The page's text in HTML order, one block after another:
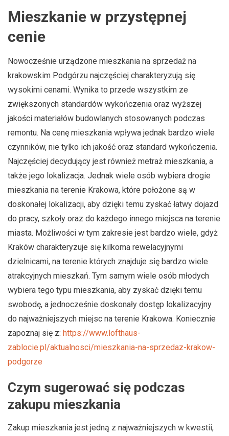
Mieszkanie w przystępnej
cenie
Nowocześnie urządzone mieszkania na sprzedaż na
krakowskim Podgórzu najczęściej charakteryzują się
wysokimi cenami. Wynika to przede wszystkim ze
zwiększonych standardów wykończenia oraz wyższej
jakości materiałów budowlanych stosowanych podczas
remontu. Na cenę mieszkania wpływa jednak bardzo wiele
czynników, nie tylko ich jakość oraz standard wykończenia.
Najczęściej decydujący jest również metraż mieszkania, a
także jego lokalizacja. Jednak wiele osób wybiera drogie
mieszkania na terenie Krakowa, które położone są w
doskonałej lokalizacji, aby dzięki temu zyskać łatwy dojazd
do pracy, szkoły oraz do każdego innego miejsca na terenie
miasta. Możliwości w tym zakresie jest bardzo wiele, gdyż
Kraków charakteryzuje się kilkoma rewelacyjnymi
dzielnicami, na terenie których znajduje się bardzo wiele
atrakcyjnych mieszkań. Tym samym wiele osób młodych
wybiera tego typu mieszkania, aby zyskać dzięki temu
swobodę, a jednocześnie doskonały dostęp lokalizacyjny
do najważniejszych miejsc na terenie Krakowa. Koniecznie
zapoznaj się z: https://www.lofthaus-
zablocie.pl/aktualnosci/mieszkania-na-sprzedaz-krakow-
podgorze
Czym sugerować się podczas
zakupu mieszkania
Zakup mieszkania jest jedną z najważniejszych w kwestii,